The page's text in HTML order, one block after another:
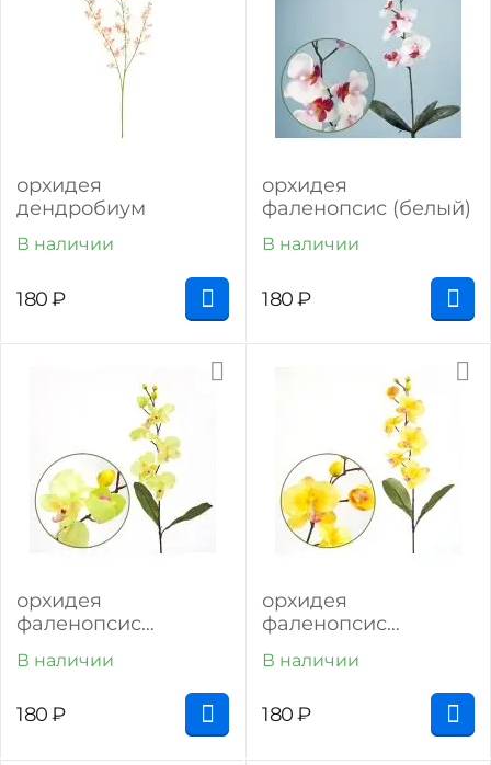
орхидея
дендробиум
В наличии
180₽
орхидея
фаленопсис (белый)
В наличии
180₽
орхидея
фаленопсис
зелёный)
В наличии
180₽
орхидея
фаленопсис
В наличии
180₽